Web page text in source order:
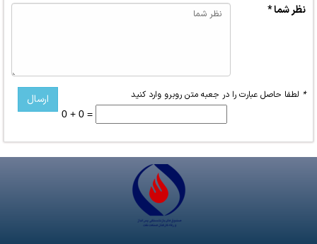
نظر شما *
* لطفا حاصل عبارت را در جعبه متن روبرو وارد کنید
0 + 0 =